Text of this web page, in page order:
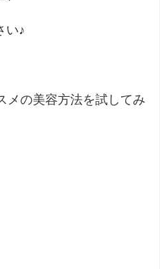
い♪
メの美容方法を試してみ